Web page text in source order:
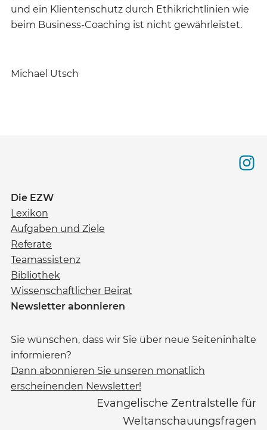
und ein Klientenschutz durch Ethikrichtlinien wie
beim Business-Coaching ist nicht gewährleistet.
Michael Utsch
Die EZW
Lexikon
Aufgaben und Ziele
Referate
Teamassistenz
Bibliothek
Wissenschaftlicher Beirat
Newsletter abonnieren
Sie wünschen, dass wir Sie über neue Seiteninhalte
informieren?
Dann abonnieren Sie unseren monatlich
erscheinenden Newsletter!
Evangelische Zentralstelle für
Weltanschauungsfragen